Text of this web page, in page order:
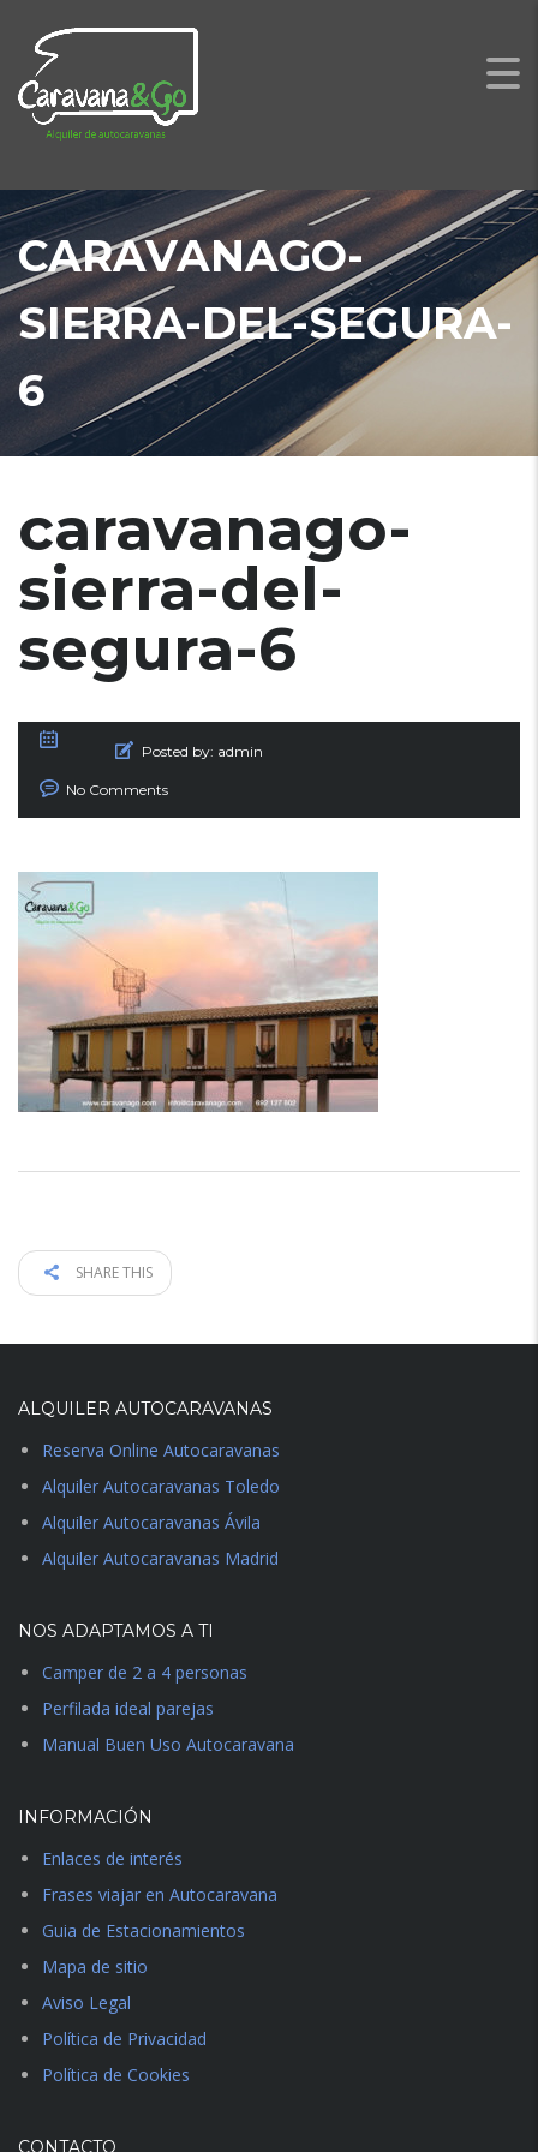
CARAVANAGO-
SIERRA-DEL-SEGURA-
6
caravanago-
sierra-del-
segura-6
Posted by: admin
No Comments
SHARE THIS
ALQUILER AUTOCARAVANAS
Reserva Online Autocaravanas
Alquiler Autocaravanas Toledo
Alquiler Autocaravanas Ávila
Alquiler Autocaravanas Madrid
NOS ADAPTAMOS A TI
Camper de 2 a 4 personas
Perfilada ideal parejas
Manual Buen Uso Autocaravana
INFORMACIÓN
Enlaces de interés
Frases viajar en Autocaravana
Guia de Estacionamientos
Mapa de sitio
Aviso Legal
Política de Privacidad
Política de Cookies
CONTACTO